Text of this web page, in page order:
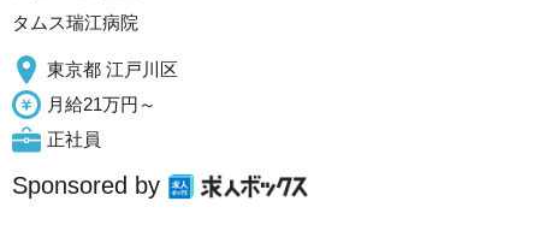
タムス瑞江病院
東京都 江戸川区
月給21万円～
正社員
Sponsored by